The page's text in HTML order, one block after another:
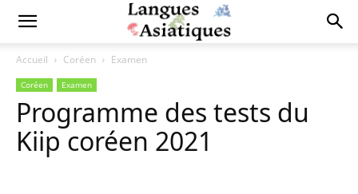
Accueil Coréen Examen
Coréen Examen
Programme des tests du
Kiip coréen 2021